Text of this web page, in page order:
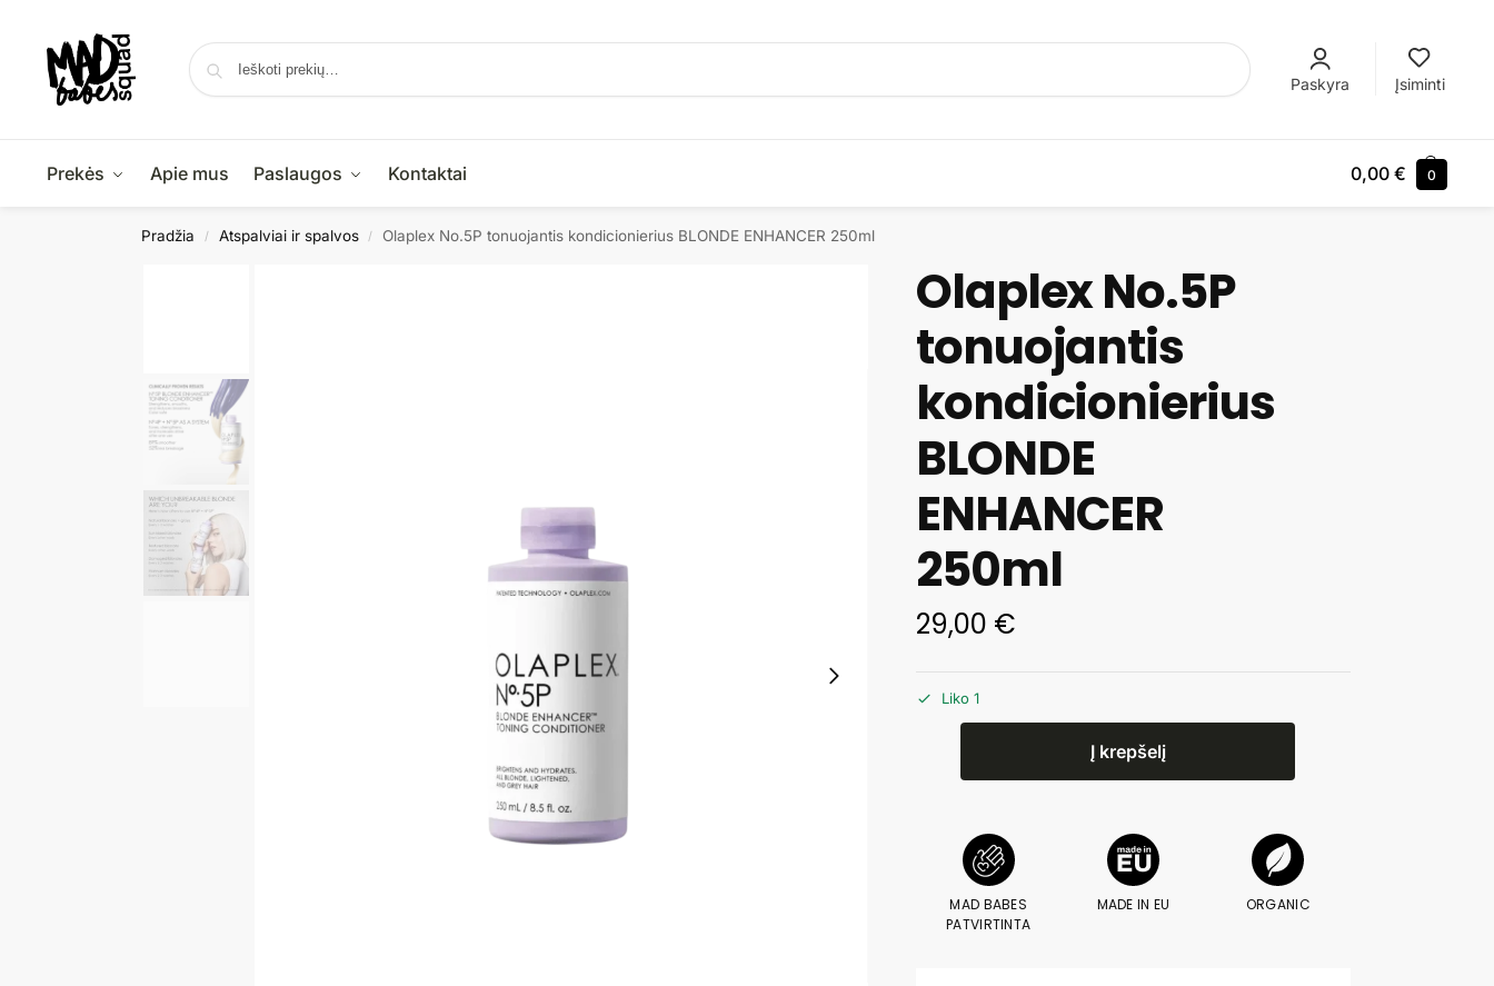
Ieškoti
Paskyra Įsiminti
Prekės Apie mus Paslaugos Kontaktai 0,00€ 0
Pradžia / Atspalviai ir spalvos / Olaplex No.5P tonuojantis kondicionierius BLONDE ENHANCER 250ml
Olaplex No.5P
tonuojantis
kondicionierius
BLONDE
ENHANCER
250ml
29,00 €
Liko 1
Į krepšelį
MAD BABES
PATVIRTINTA
MADE IN EU ORGANIC